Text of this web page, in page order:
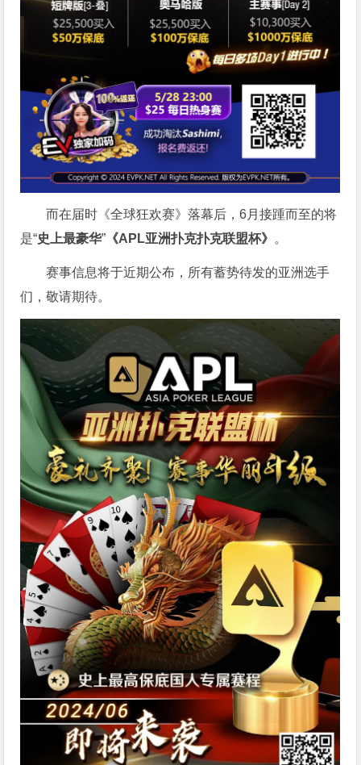
而在届时《全球狂欢赛》落幕后，6月接踵而至的将
是“史上最豪华” 《APL亚洲扑克扑克联盟杯》 。
赛事信息将于近期公布，所有蓄势待发的亚洲选手
们，敬请期待。